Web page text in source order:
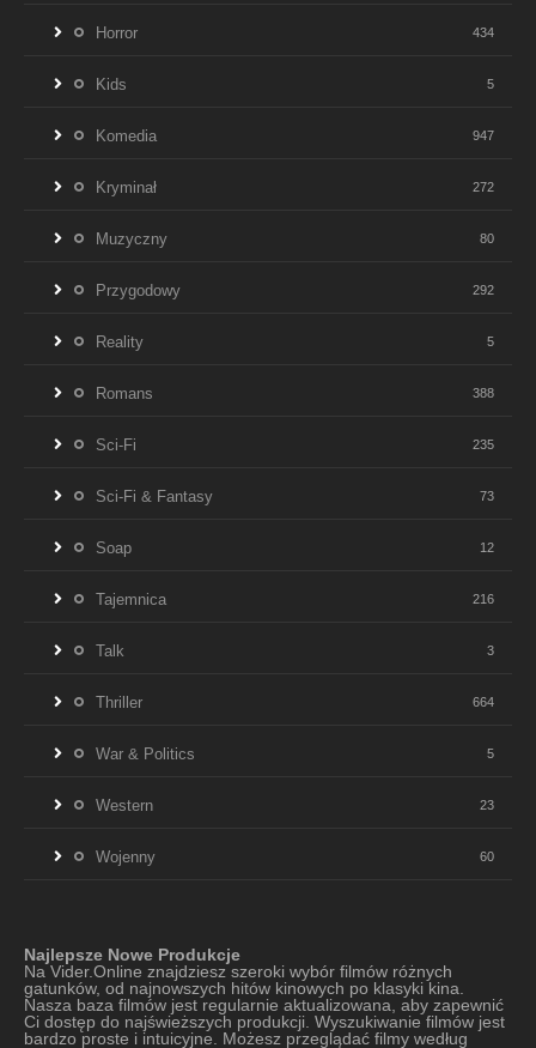
Horror 434
Kids 5
Komedia 947
Kryminał 272
Muzyczny 80
Przygodowy 292
Reality 5
Romans 388
Sci-Fi 235
Sci-Fi & Fantasy 73
Soap 12
Tajemnica 216
Talk 3
Thriller 664
War & Politics 5
Western 23
Wojenny 60
Najlepsze Nowe Produkcje
Na Vider.Online znajdziesz szeroki wybór filmów różnych
gatunków, od najnowszych hitów kinowych po klasyki kina.
Nasza baza filmów jest regularnie aktualizowana, aby zapewnić
Ci dostęp do najświeższych produkcji. Wyszukiwanie filmów jest
bardzo proste i intuicyjne. Możesz przeglądać filmy według